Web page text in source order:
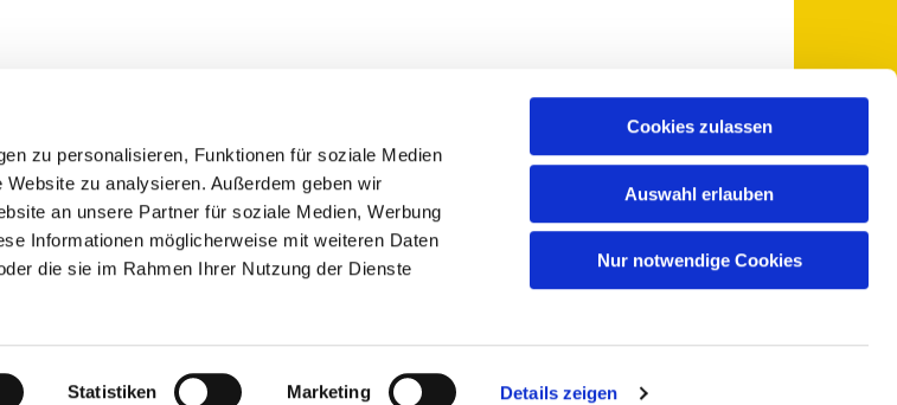
zu personalisieren, Funktionen für soziale Medien
zu analysieren. Außerdem geben wir
an unsere Partner für soziale Medien, Werbung
Informationen möglicherweise mit weiteren Daten
die sie im Rahmen Ihrer Nutzung der Dienste
Statistiken Marketing Details zeigen
Cookies zulassen
Auswahl erlauben
Nur notwendige Cookies
Bahnhofstr. 15, 17489 Greifswald+49 3834 5735-0
pfarramt@sankt-otto.de
Impressum
Hinweisgebersystem